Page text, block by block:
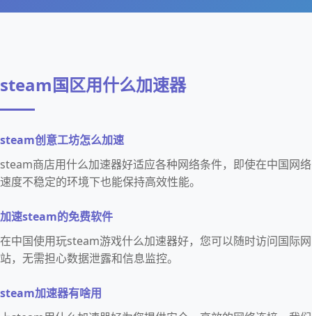
steam国区用什么加速器
steam创意工坊怎么加速
steam商店用什么加速器好适应各种网络条件，即使在中国网络
速度不稳定的环境下也能保持高效性能。
加速steam的免费软件
在中国使用玩steam游戏什么加速器好，您可以随时访问国际网
站，无需担心数据泄露和信息监控。
steam加速器有啥用